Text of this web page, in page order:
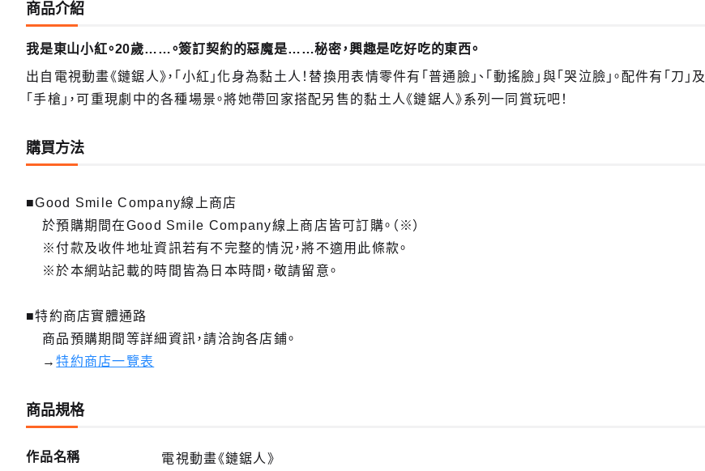
商品介紹
我是東山小紅。20歲……。簽訂契約的惡魔是……秘密，興趣是吃好吃的東西。
出自電視動畫《鏈鋸人》，「小紅」化身為黏土人！替換用表情零件有「普通臉」、「動搖臉」與「哭泣臉」。配件有「刀」及
「手槍」，可重現劇中的各種場景。將她帶回家搭配另售的黏土人《鏈鋸人》系列一同賞玩吧！
購買方法
■Good Smile Company線上商店
於預購期間在Good Smile Company線上商店皆可訂購。（※）
※付款及收件地址資訊若有不完整的情況，將不適用此條款。
※於本網站記載的時間皆為日本時間，敬請留意。
■特約商店實體通路
商品預購期間等詳細資訊，請洽詢各店鋪。
→特約商店一覽表
商品規格
作品名稱 電視動畫《鏈鋸人》